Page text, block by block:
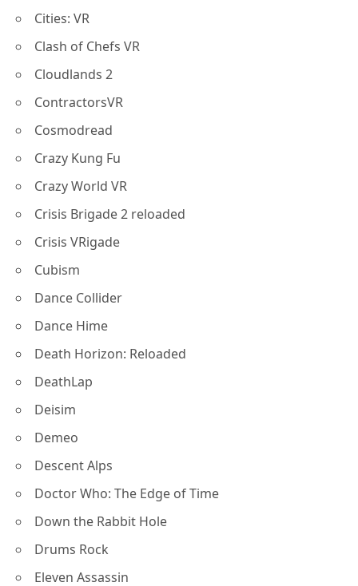
Cities: VR
Clash of Chefs VR
Cloudlands 2
ContractorsVR
Cosmodread
Crazy Kung Fu
Crazy World VR
Crisis Brigade 2 reloaded
Crisis VRigade
Cubism
Dance Collider
Dance Hime
Death Horizon: Reloaded
DeathLap
Deisim
Demeo
Descent Alps
Doctor Who: The Edge of Time
Down the Rabbit Hole
Drums Rock
Eleven Assassin